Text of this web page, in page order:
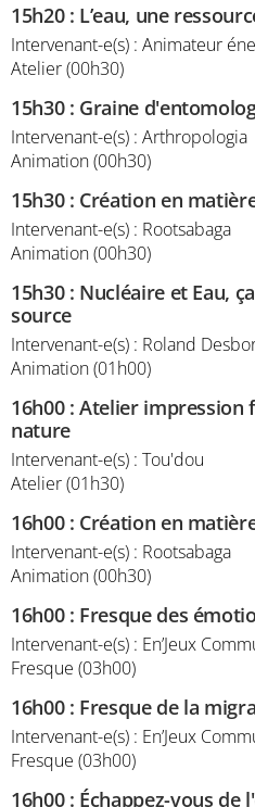
15h20: L’eau, une
Intervenant-e(s) : Animateur
Atelier (00h30)
15h30: Graine
Intervenant-e(s) : Arthropologia
Animation (00h30)
15h30: Création en
Intervenant-e(s) : Rootsabaga
Animation (00h30)
15h30: Nucléaire et Eau,
source
Intervenant-e(s) : Roland
Animation (01h00)
16h00:Atelier impression
nature
Intervenant-e(s) : Tou'dou
Atelier (01h30)
16h00: Création en
Intervenant-e(s) : Rootsabaga
Animation (00h30)
16h00: Fresque des
Intervenant-e(s) : En’Jeux
Fresque (03h00)
16h00: Fresque de la
Intervenant-e(s) : En’Jeux
Fresque (03h00)
16h00: Échappez-vous de